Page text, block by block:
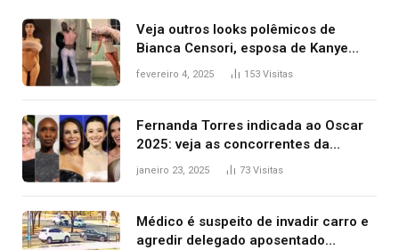
Veja outros looks polêmicos de
Bianca Censori, esposa de Kanye
West que apareceu nua no Grammy
fevereiro 4, 2025 153 Visitas
Fernanda Torres indicada ao Oscar
2025: veja as concorrentes da
brasileira a melhor atriz
janeiro 23, 2025 73 Visitas
Médico é suspeito de invadir carro e
agredir delegado aposentado